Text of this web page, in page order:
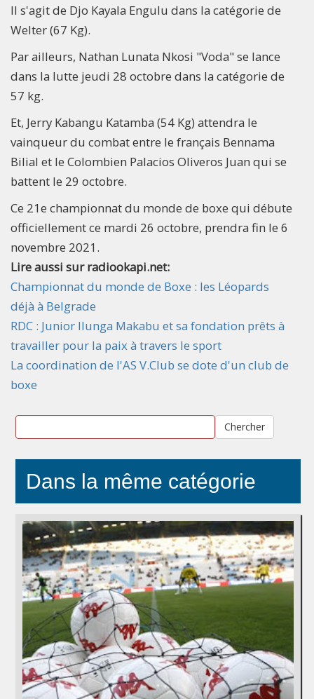
Il s'agit de Djo Kayala Engulu dans la catégorie de
Welter (67 Kg).
Par ailleurs, Nathan Lunata Nkosi "Voda" se lance
dans la lutte jeudi 28 octobre dans la catégorie de
57 kg.
Et, Jerry Kabangu Katamba (54 Kg) attendra le
vainqueur du combat entre le français Bennama
Bilial et le Colombien Palacios Oliveros Juan qui se
battent le 29 octobre.
Ce 21e championnat du monde de boxe qui débute
officiellement ce mardi 26 octobre, prendra fin le 6
novembre 2021.
Lire aussi sur radiookapi.net:
Championnat du monde de Boxe : les Léopards
déjà à Belgrade
RDC : Junior Ilunga Makabu et sa fondation prêts à
travailler pour la paix à travers le sport
La coordination de l'AS V.Club se dote d'un club de
boxe
Chercher
Dans la même catégorie